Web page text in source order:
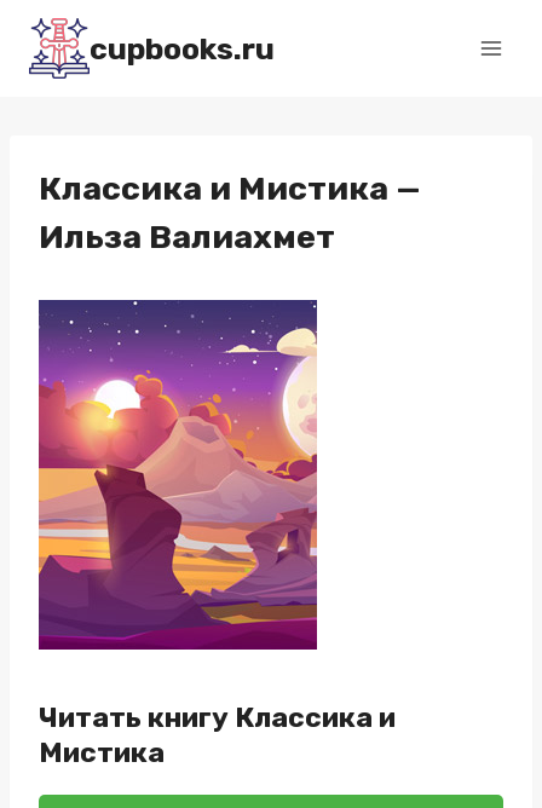
Перейти
содержимому
cupbooks.ru
Классика и Мистика —
Ильза Валиахмет
Читать книгу Классика и
Мистика